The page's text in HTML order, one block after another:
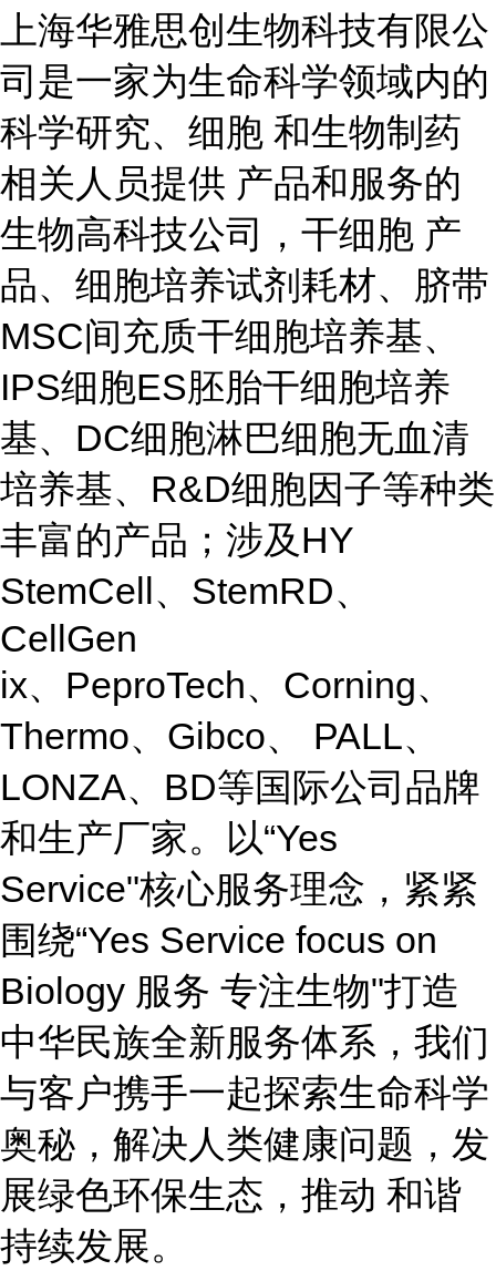
上海华雅思创生物科技有限公
司是一家为生命科学领域内的
科学研究、细胞 和生物制药
相关人员提供 产品和服务的
生物高科技公司，干细胞 产
品、细胞培养试剂耗材、脐带
MSC间充质干细胞培养基、
IPS细胞ES胚胎干细胞培养
基、DC细胞淋巴细胞无血清
培养基、R&D细胞因子等种类
丰富的产品；涉及HY
StemCell、StemRD、
CellGen
ix、PeproTech、Corning、
Thermo、Gibco、 PALL、
LONZA、BD等国际公司品牌
和生产厂家。以“Yes
Service"核心服务理念，紧紧
围绕“Yes Service focus on
Biology 服务 专注生物"打造
中华民族全新服务体系，我们
与客户携手一起探索生命科学
奥秘，解决人类健康问题，发
展绿色环保生态，推动 和谐
持续发展。